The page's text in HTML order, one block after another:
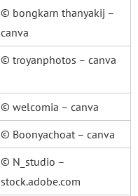
© bongkarn thanyakij –
canva
© troyanphotos – canva
© welcomia – canva
© Boonyachoat – canva
© N_studio –
stock.adobe.com